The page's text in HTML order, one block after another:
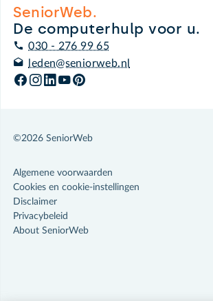
SeniorWeb.
De computerhulp voor u.
030 - 276 99 65
leden@seniorweb.nl
©2026 SeniorWeb
Algemene voorwaarden
Cookies en cookie-instellingen
Disclaimer
Privacybeleid
About SeniorWeb